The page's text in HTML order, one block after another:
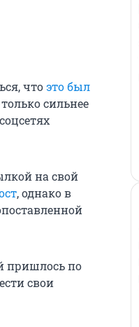
чтоэто был
сильнее
на свой
, однако в
пришлось по
свои